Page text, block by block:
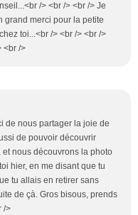
/> <br /> <br /> Je
grand merci pour la petite
toi...<br /> <br /> <br />
<br />
de nous partager la joie de
de pouvoir découvrir
nous découvrons la photo
hier, en me disant que tu
tu allais en retirer sans
de çà. Gros bisous, prends
/>